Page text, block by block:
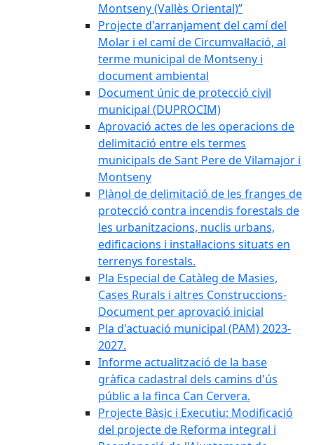
Montseny (Vallès Oriental)”
Projecte d'arranjament del camí del
Molar i el camí de Circumval·lació, al
terme municipal de Montseny i
document ambiental
Document únic de protecció civil
municipal (DUPROCIM)
Aprovació actes de les operacions de
delimitació entre els termes
municipals de Sant Pere de Vilamajor i
Montseny
Plànol de delimitació de les franges de
protecció contra incendis forestals de
les urbanitzacions, nuclis urbans,
edificacions i instal·lacions situats en
terrenys forestals.
Pla Especial de Catàleg de Masies,
Cases Rurals i altres Construccions-
Document per aprovació inicial
Pla d'actuació municipal (PAM) 2023-
2027.
Informe actualització de la base
gràfica cadastral dels camins d'ús
públic a la finca Can Cervera.
Projecte Bàsic i Executiu: Modificació
del projecte de Reforma integral i